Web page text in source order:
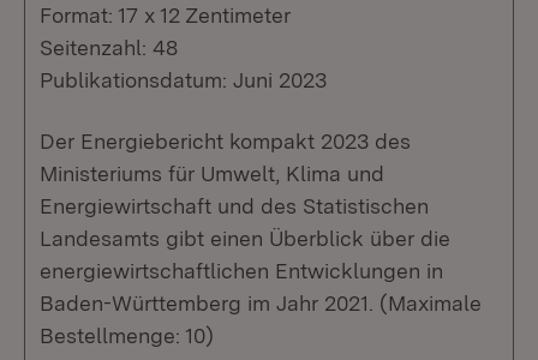
Format: 17 x 12 Zentimeter
Seitenzahl: 48
Publikationsdatum: Juni 2023
Der Energiebericht kompakt 2023 des
Ministeriums für Umwelt, Klima und
Energiewirtschaft und des Statistischen
Landesamts gibt einen Überblick über die
energiewirtschaftlichen Entwicklungen in
Baden-Württemberg im Jahr 2021. (Maximale
Bestellmenge: 10)